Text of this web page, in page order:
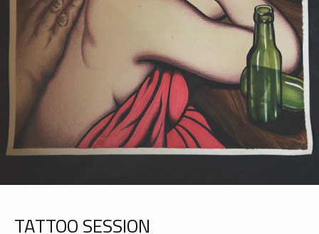
TATTOO SESSION